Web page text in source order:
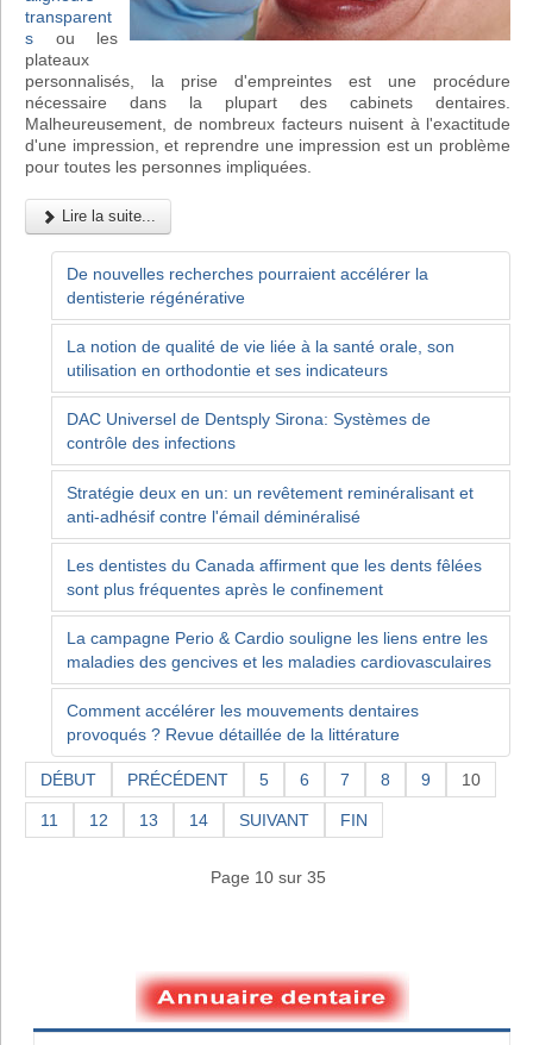
transparent
s ou les
plateaux
personnalisés, la prise d'empreintes est une procédure
nécessaire dans la plupart des cabinets dentaires.
Malheureusement, de nombreux facteurs nuisent à l'exactitude
d'une impression, et reprendre une impression est un problème
pour toutes les personnes impliquées.
Lire la suite...
De nouvelles recherches pourraient accélérer la
dentisterie régénérative
La notion de qualité de vie liée à la santé orale, son
utilisation en orthodontie et ses indicateurs
DAC Universel de Dentsply Sirona: Systèmes de
contrôle des infections
Stratégie deux en un: un revêtement reminéralisant et
anti-adhésif contre l'émail déminéralisé
Les dentistes du Canada affirment que les dents fêlées
sont plus fréquentes après le confinement
La campagne Perio & Cardio souligne les liens entre les
maladies des gencives et les maladies cardiovasculaires
Comment accélérer les mouvements dentaires
provoqués ? Revue détaillée de la littérature
DÉBUT PRÉCÉDENT 5 6 7 8 9 10
11 12 13 14 SUIVANT FIN
Page 10 sur 35